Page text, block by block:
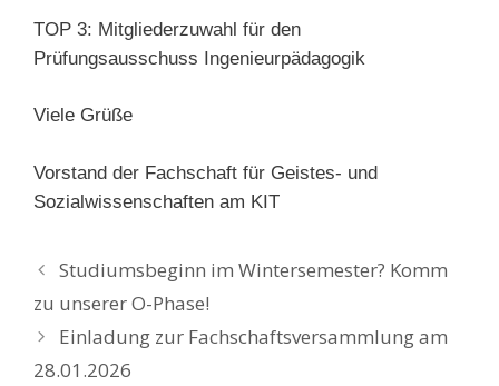
TOP 3: Mitgliederzuwahl für den
Prüfungsausschuss Ingenieur­pädagogik
Viele Grüße
Vorstand der Fachschaft für Geistes- und
Sozialwissenschaften am KIT
Studiumsbeginn im Wintersemester? Komm
zu unserer O-Phase!
Einladung zur Fachschaftsversammlung am
28.01.2026